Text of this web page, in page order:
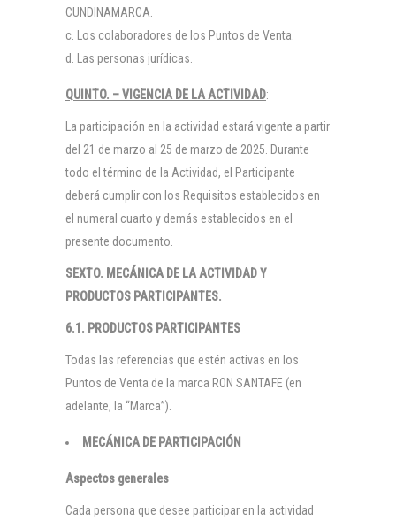
CUNDINAMARCA.
Los colaboradores de los Puntos de Venta.
Las personas jurídicas.
QUINTO. – VIGENCIA DE LA ACTIVIDAD:
La participación en la actividad estará vigente a partir
del 21 de marzo al 25 de marzo de 2025. Durante
todo el término de la Actividad, el Participante
deberá cumplir con los Requisitos establecidos en
el numeral cuarto y demás establecidos en el
presente documento.
SEXTO. MECÁNICA DE LA ACTIVIDAD Y
PRODUCTOS PARTICIPANTES.
6.1. PRODUCTOS PARTICIPANTES
Todas las referencias que estén activas en los
Puntos de Venta de la marca RON SANTAFE (en
adelante, la “Marca”).
MECÁNICA DE PARTICIPACIÓN
Aspectos generales
Cada persona que desee participar en la actividad